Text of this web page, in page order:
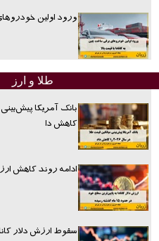
ورود اولین
طلا و ارز
کاهش دا
ادامه روند کاهش
سقوط ارزش دلار کانادا تا